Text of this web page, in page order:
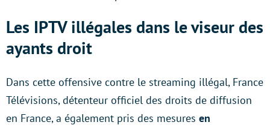
Les IPTV illégales dans le viseur des
ayants droit
Dans cette offensive contre le streaming illégal, France
Télévisions, détenteur officiel des droits de diffusion
en France, a également pris des mesures en